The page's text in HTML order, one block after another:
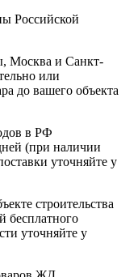
Российской
Москва и Санкт-
или
до вашего объекта
в РФ
(при наличии
уточняйте у
строительства
бесплатного
уточняйте у